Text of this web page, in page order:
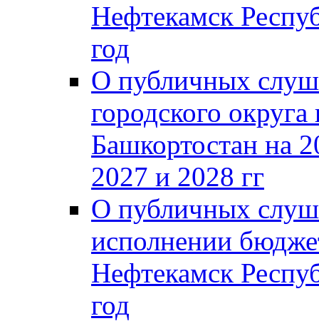
Нефтекамск
год
О публичных
городского
Башкортостан на
2027 и 2028 гг
О публичных
исполнении
Нефтекамск
год